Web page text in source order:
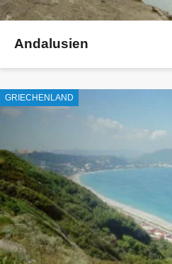
Andalusien
GRIECHENLAND